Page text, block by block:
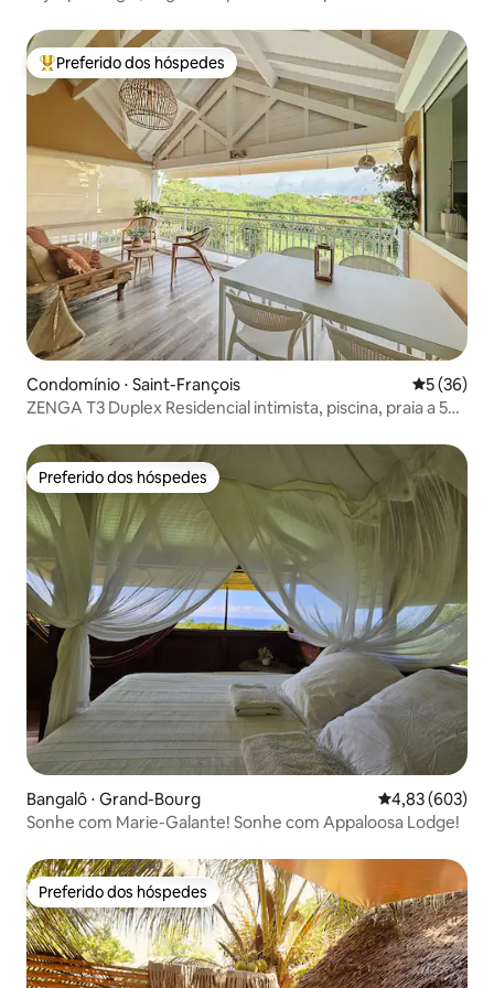
Entre os melhores preferidos dos hóspedes
Preferido dos hóspedes
Condomínio ⋅ Saint-François 5 de uma
5 (36)
ZENGA T3 Duplex Residencial intimista, piscina, praia a 5
Preferido dos hóspedes
Preferido dos hóspedes
Bangalô ⋅ Grand-Bourg 4,83 de uma
4,83 (603)
Sonhe com Marie-Galante! Sonhe com Appaloosa Lodge!
Preferido dos hóspedes
Preferido dos hóspedes